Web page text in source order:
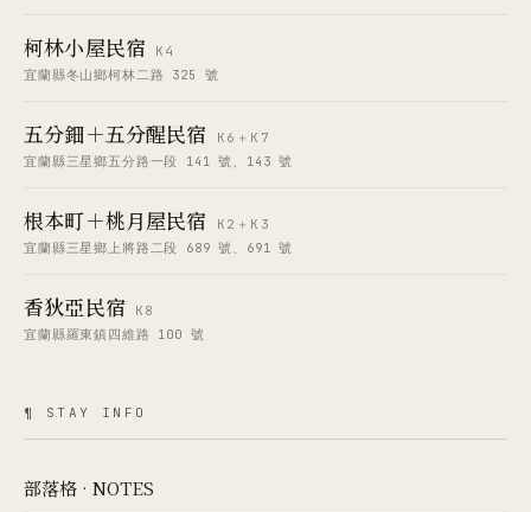
柯林小屋民宿
K4
宜蘭縣冬山鄉柯林二路 325 號
五分鈿＋五分醒民宿
K6＋K7
宜蘭縣三星鄉五分路一段 141 號、143 號
根本町＋桃月屋民宿
K2＋K3
宜蘭縣三星鄉上將路二段 689 號、691 號
香狄亞民宿
K8
宜蘭縣羅東鎮四維路 100 號
¶ STAY INFO
部落格 · NOTES